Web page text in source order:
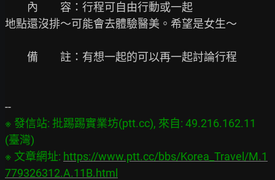
內　　容：行程可自由行動或一起
地點還沒排～可能會去體驗醫美。希望是女生～
備　　註：有想一起的可以再一起討論行程
※ 發信站: 批踢踢實業坊(ptt.cc), 來自: 49.216.162.11
(臺灣)
※ 文章網址: https://www.ptt.cc/bbs/Korea_Travel/M.1
779326312.A.11B.html